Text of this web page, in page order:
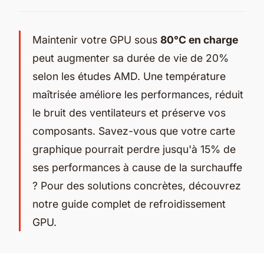
Maintenir votre GPU sous 80°C en charge
peut augmenter sa durée de vie de 20%
selon les études AMD. Une température
maîtrisée améliore les performances, réduit
le bruit des ventilateurs et préserve vos
composants. Savez-vous que votre carte
graphique pourrait perdre jusqu'à 15% de
ses performances à cause de la surchauffe
? Pour des solutions concrètes, découvrez
notre guide complet de refroidissement
GPU.